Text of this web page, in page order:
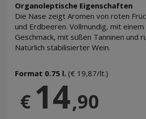
Organoleptische Eigenschaften
Die Nase zeigt Aromen von roten
und Erdbeeren. Vollmundig, mit
Geschmack, mit süßen Tanninen und
Natürlich stabilisierter Wein.
Format 0.75 l. (€ 19,87/lt.)
€ 14,90